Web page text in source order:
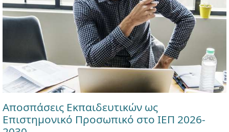
Αποσπάσεις Εκπαιδευτικών ως
Επιστημονικό Προσωπικό στο ΙΕΠ 2026-